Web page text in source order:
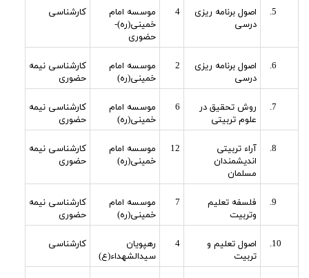
اصول برنامه ریزی
درسی
4
موسسه امام
خمینی(ره)-
حضوری
کارشناسی
اصول برنامه ریزی
درسی
2
موسسه امام
خمینی(ره)
کارشناسی نیمه
حضوری
روش تحقیق در
علوم تربیتی
6
موسسه امام
خمینی(ره)
کارشناسی نیمه
حضوری
آراء تربیتی
اندیشمندان
مسلمان
12
موسسه امام
خمینی(ره)
کارشناسی نیمه
حضوری
فلسفه تعلیم
وتربیت
7
موسسه امام
خمینی(ره)
کارشناسی نیمه
حضوری
اصول تعلیم و
تربیت
4
رهپویان
سیدالشهداء(ع)
کارشناسی